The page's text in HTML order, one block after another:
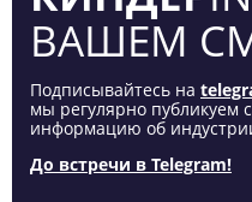
ВАШЕМ
Подписывайтесь на
мы регулярно публикуем
информацию об
До встречи в Telegram!